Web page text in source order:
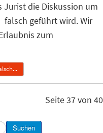
Jurist die Diskussion um
geführt wird. Wir
zum
Seite 37 von 40
Suchen